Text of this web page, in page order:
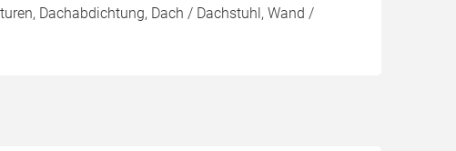
Dachabdichtung, Dach / Dachstuhl, Wand /